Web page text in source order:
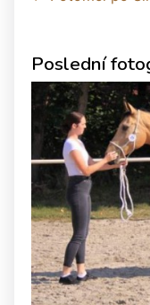
Poslední